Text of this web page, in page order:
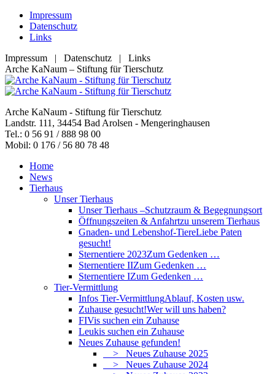
Zum
Inhalt
springen
Impressum
Datenschutz
Links
Impressum | Datenschutz | Links
Facebook
page
opens
new
window
YouTube
page
opens
new
window
RSS
page
opens
new
window
E-
Mail
page
in
new
window
Arche KaNaum – Stiftung für Tierschutz
Arche KaNaum - Stiftung für Tierschutz
Landstr. 111, 34454 Bad Arolsen - Mengeringhausen
Tel.: 0 56 91 / 888 98 00
Mobil: 0 176 / 56 80 78 48
Home
News
Tierhaus
Unser Tierhaus
Unser Tierhaus –Schutzraum & Begegnungsort
Öffnungszeiten & Anfahrtzu unserem Tierhaus
Gnaden- und Lebenshof-TiereLiebe Paten
gesucht!
Sternentiere 2023Zum Gedenken …
Sternentiere IIZum Gedenken …
Sternentiere IZum Gedenken …
Tier-Vermittlung
Infos Tier-VermittlungAblauf, Kosten usw.
Zuhause gesucht!Wer will uns haben?
FIVis suchen ein Zuhause
Leukis suchen ein Zuhause
Neues Zuhause gefunden!
> Neues Zuhause 2025
> Neues Zuhause 2024